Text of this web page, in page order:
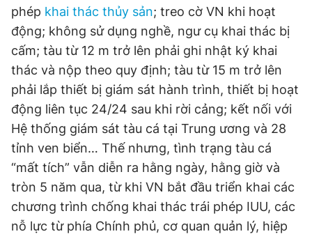
Đọc Thanh Niên trên điện thoại
Theo dõi báo trên
Hotline
0906 645 777
Liên hệ quảng cáo
0908 780 404
Đặt báo Quảng cáo RSS Tòa soạn Chính sách bảo
phép khai thác thủy sản; treo cờ VN khi hoạt
động; không sử dụng nghề, ngư cụ khai thác bị
cấm; tàu từ 12 m trở lên phải ghi nhật ký khai
thác và nộp theo quy định; tàu từ 15 m trở lên
phải lắp thiết bị giám sát hành trình, thiết bị hoạt
động liên tục 24/24 sau khi rời cảng; kết nối với
Hệ thống giám sát tàu cá tại Trung ương và 28
tỉnh ven biển… Thế nhưng, tình trạng tàu cá
“mất tích” vẫn diễn ra hằng ngày, hằng giờ và
tròn 5 năm qua, từ khi VN bắt đầu triển khai các
chương trình chống khai thác trái phép IUU, các
nỗ lực từ phía Chính phủ, cơ quan quản lý, hiệp